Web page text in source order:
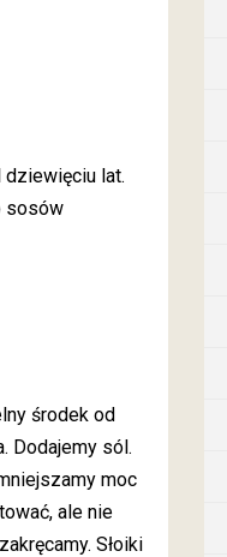
lat.
sosów
środek od
Dodajemy sól.
moc
ale nie
Słoiki